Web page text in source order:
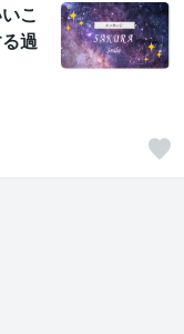
こ
過